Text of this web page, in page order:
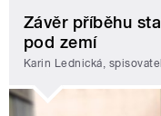
Závěr příběhu
pod zemí
Karin Lednická,